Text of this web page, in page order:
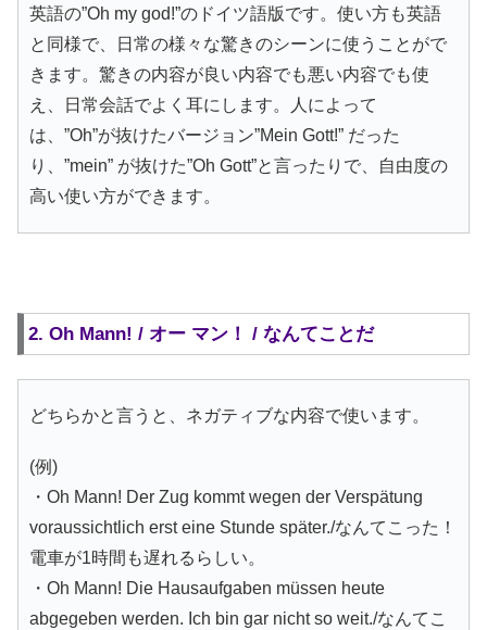
英語の”Oh my god!”のドイツ語版です。使い方も英語
と同様で、日常の様々な驚きのシーンに使うことがで
きます。驚きの内容が良い内容でも悪い内容でも使
え、日常会話でよく耳にします。人によって
は、”Oh”が抜けたバージョン”Mein Gott!” だった
り、”mein” が抜けた”Oh Gott”と言ったりで、自由度の
高い使い方ができます。
2. Oh Mann! / オー マン！ / なんてことだ
どちらかと言うと、ネガティブな内容で使います。
(例)
・Oh Mann! Der Zug kommt wegen der Verspätung
voraussichtlich erst eine Stunde später./なんてこった！
電車が1時間も遅れるらしい。
・Oh Mann! Die Hausaufgaben müssen heute
abgegeben werden. Ich bin gar nicht so weit./なんてこ